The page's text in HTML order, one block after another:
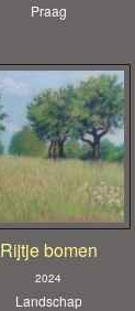
Praag
Rijtje bomen
2024
Landschap